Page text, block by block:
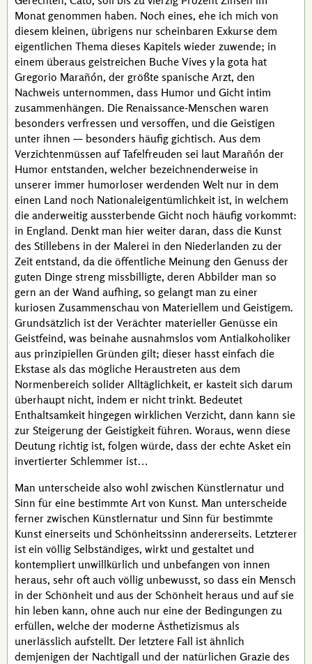
Monat genommen haben. Noch eines, ehe ich mich von
diesem kleinen, übrigens nur scheinbaren Exkurse dem
eigentlichen Thema dieses Kapitels wieder zuwende; in
einem überaus geistreichen Buche Vives y la gota hat
Gregorio Marañón, der größte spanische Arzt, den
Nachweis unternommen, dass Humor und Gicht intim
zusammenhängen. Die Renaissance-Menschen waren
besonders verfressen und versoffen, und die Geistigen
unter ihnen — besonders häufig gichtisch. Aus dem
Verzichtenmüssen auf Tafelfreuden sei laut Marañón der
Humor entstanden, welcher bezeichnenderweise in
unserer immer humorloser werdenden Welt nur in dem
einen Land noch Nationaleigentümlichkeit ist, in welchem
die anderweitig aussterbende Gicht noch häufig vorkommt:
in England. Denkt man hier weiter daran, dass die Kunst
des Stillebens in der Malerei in den Niederlanden zu der
Zeit entstand, da die öffentliche Meinung den Genuss der
guten Dinge streng missbilligte, deren Abbilder man so
gern an der Wand aufhing, so gelangt man zu einer
kuriosen Zusammenschau von Materiellem und Geistigem.
Grundsätzlich ist der Verächter materieller Genüsse ein
Geistfeind, was beinahe ausnahmslos vom Antialkoholiker
aus prinzipiellen Gründen gilt; dieser hasst einfach die
Ekstase als das mögliche Heraustreten aus dem
Normenbereich solider Alltäglichkeit, er kasteit sich darum
überhaupt nicht, indem er nicht trinkt. Bedeutet
Enthaltsamkeit hingegen wirklichen Verzicht, dann kann sie
zur Steigerung der Geistigkeit führen. Woraus, wenn diese
Deutung richtig ist, folgen würde, dass der echte Asket ein
invertierter Schlemmer ist…
Man unterscheide also wohl zwischen Künstlernatur und
Sinn für eine bestimmte Art von Kunst. Man unterscheide
ferner zwischen Künstlernatur und Sinn für bestimmte
Kunst einerseits und Schönheitssinn andererseits. Letzterer
ist ein völlig Selbständiges, wirkt und gestaltet und
kontempliert unwillkürlich und unbefangen von innen
heraus, sehr oft auch völlig unbewusst, so dass ein Mensch
in der Schönheit und aus der Schönheit heraus und auf sie
hin leben kann, ohne auch nur eine der Bedingungen zu
erfüllen, welche der moderne Ästhetizismus als
unerlässlich aufstellt. Der letztere Fall ist ähnlich
demjenigen der Nachtigall und der natürlichen Grazie des